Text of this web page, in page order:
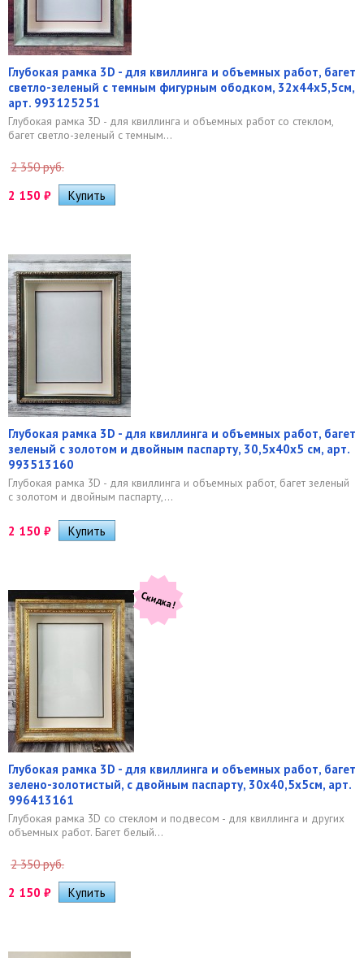
Глубокая рамка 3D - для квиллинга и объемных работ, багет
светло-зеленый с темным фигурным ободком, 32х44х5,5см,
арт. 993125251
Глубокая рамка 3D - для квиллинга и объемных работ со стеклом,
багет светло-зеленый с темным...
2 350 руб.
2 150 ₽
Глубокая рамка 3D - для квиллинга и объемных работ, багет
зеленый с золотом и двойным паспарту, 30,5х40х5 см, арт.
993513160
Глубокая рамка 3D - для квиллинга и объемных работ, багет зеленый
с золотом и двойным паспарту,...
2 150 ₽
Скидка!
Глубокая рамка 3D - для квиллинга и объемных работ, багет
зелено-золотистый, с двойным паспарту, 30х40,5х5см, арт.
996413161
Глубокая рамка 3D со стеклом и подвесом - для квиллинга и других
объемных работ. Багет белый...
2 350 руб.
2 150 ₽